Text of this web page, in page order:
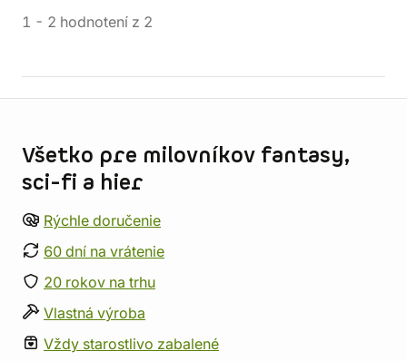
1 - 2 hodnotení z 2
Všetko pre milovníkov fantasy,
sci-fi a hier
Rýchle doručenie
60 dní na vrátenie
20 rokov na trhu
Vlastná výroba
Vždy starostlivo zabalené